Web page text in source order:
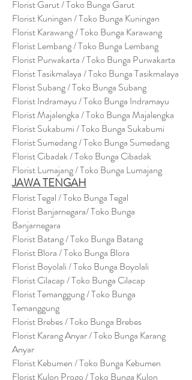
Florist Garut / Toko Bunga Garut
Florist Kuningan / Toko Bunga Kuningan
Florist Karawang / Toko Bunga Karawang
Florist Lembang / Toko Bunga Lembang
Florist Purwakarta / Toko Bunga Purwakarta
Florist Tasikmalaya / Toko Bunga Tasikmalaya
Florist Subang / Toko Bunga Subang
Florist Indramayu / Toko Bunga Indramayu
Florist Majalengka / Toko Bunga Majalengka
Florist Sukabumi / Toko Bunga Sukabumi
Florist Sumedang / Toko Bunga Sumedang
Florist Cibadak / Toko Bunga Cibadak
Florist Lumajang / Toko Bunga Lumajang
JAWA TENGAH
Florist Tegal / Toko Bunga Tegal
Florist Banjarnegara/ Toko Bunga
Banjarnegara
Florist Batang / Toko Bunga Batang
Florist Blora / Toko Bunga Blora
Florist Boyolali / Toko Bunga Boyolali
Florist Cilacap / Toko Bunga Cilacap
Florist Temanggung / Toko Bunga
Temanggung
Florist Brebes / Toko Bunga Brebes
Florist Karang Anyar / Toko Bunga Karang
Anyar
Florist Kebumen / Toko Bunga Kebumen
Florist Kulon Progo / Toko Bunga Kulon